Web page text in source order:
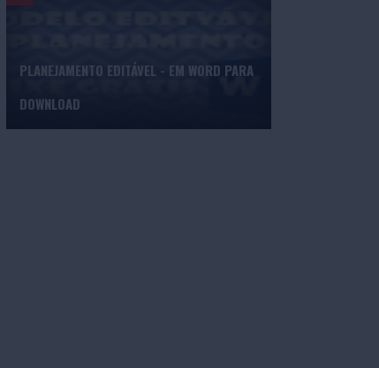
PLANEJAMENTO EDITÁVEL - EM WORD PARA
DOWNLOAD